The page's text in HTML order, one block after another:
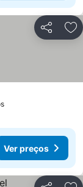
Partilhar
Ver preços
Ver preços